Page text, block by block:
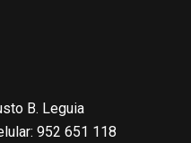
B. Leguia
952 651 118